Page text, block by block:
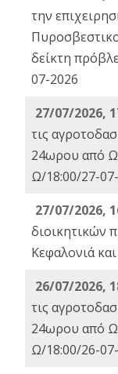
την
δείκτη
07-2026
27/07/2026,
τις
24ωρου από
Ω/18:00/27-
27/07/2026,
διοικητικών
Κεφαλονιά
26/07/2026,
τις
24ωρου από
Ω/18:00/26-